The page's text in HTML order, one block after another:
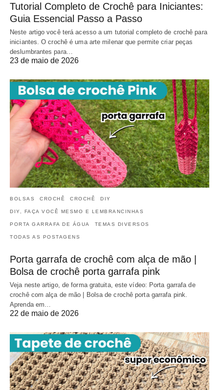
Tutorial Completo de Crochê para Iniciantes:
Guia Essencial Passo a Passo
Neste artigo você terá acesso a um tutorial completo de crochê para
iniciantes. O crochê é uma arte milenar que permite criar peças
deslumbrantes para…
23 de maio de 2026
BOLSAS CROCHÊ CROCHÊ DIY
DIY, FAÇA VOCÊ MESMO E LEMBRANCINHAS
PORTA GARRAFA DE ÁGUA TEMAS DIVERSOS
TODAS AS POSTAGENS
Porta garrafa de crochê com alça de mão |
Bolsa de crochê porta garrafa pink
Veja neste artigo, de forma gratuita, este vídeo: Porta garrafa de
crochê com alça de mão | Bolsa de crochê porta garrafa pink.
Aprenda em…
22 de maio de 2026